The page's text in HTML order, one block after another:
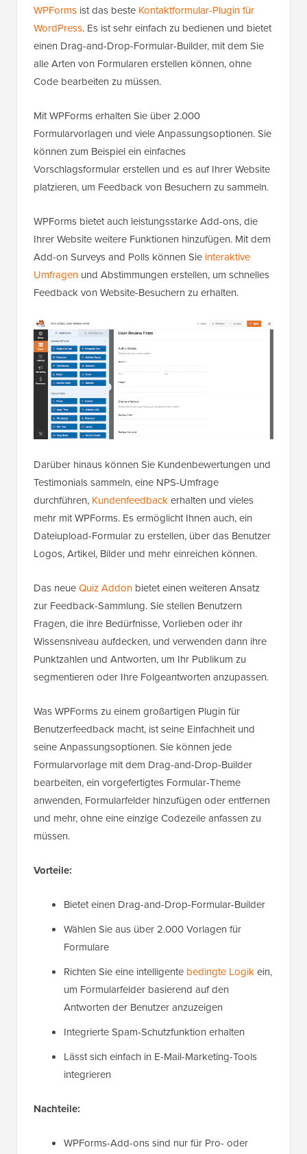
WPForms ist das beste Kontaktformular-Plugin für
WordPress. Es ist sehr einfach zu bedienen und bietet
einen Drag-and-Drop-Formular-Builder, mit dem Sie
alle Arten von Formularen erstellen können, ohne
Code bearbeiten zu müssen.
Mit WPForms erhalten Sie über 2.000
Formularvorlagen und viele Anpassungsoptionen. Sie
können zum Beispiel ein einfaches
Vorschlagsformular erstellen und es auf Ihrer Website
platzieren, um Feedback von Besuchern zu sammeln.
WPForms bietet auch leistungsstarke Add-ons, die
Ihrer Website weitere Funktionen hinzufügen. Mit dem
Add-on Surveys and Polls können Sie interaktive
Umfragen und Abstimmungen erstellen, um schnelles
Feedback von Website-Besuchern zu erhalten.
Darüber hinaus können Sie Kundenbewertungen und
Testimonials sammeln, eine NPS-Umfrage
durchführen, Kundenfeedbackerhalten und vieles
mehr mit WPForms. Es ermöglicht Ihnen auch, ein
Dateiupload-Formular zu erstellen, über das Benutzer
Logos, Artikel, Bilder und mehr einreichen können.
Das neueQuiz Addon bietet einen weiteren Ansatz
zur Feedback-Sammlung. Sie stellen Benutzern
Fragen, die ihre Bedürfnisse, Vorlieben oder ihr
Wissensniveau aufdecken, und verwenden dann ihre
Punktzahlen und Antworten, um Ihr Publikum zu
segmentieren oder Ihre Folgeantworten anzupassen.
Was WPForms zu einem großartigen Plugin für
Benutzerfeedback macht, ist seine Einfachheit und
seine Anpassungsoptionen. Sie können jede
Formularvorlage mit dem Drag-and-Drop-Builder
bearbeiten, ein vorgefertigtes Formular-Theme
anwenden, Formularfelder hinzufügen oder entfernen
und mehr, ohne eine einzige Codezeile anfassen zu
müssen.
Vorteile:
Bietet einen Drag-and-Drop-Formular-Builder
Wählen Sie aus über 2.000 Vorlagen für
Formulare
Richten Sie eine intelligente bedingte Logikein,
um Formularfelder basierend auf den
Antworten der Benutzer anzuzeigen
Integrierte Spam-Schutzfunktion erhalten
Lässt sich einfach in E-Mail-Marketing-Tools
integrieren
Nachteile:
WPForms-Add-ons sind nur für Pro- oder